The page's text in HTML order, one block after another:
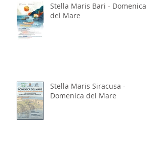
Stella Maris Bari - Domenica
del Mare
Stella Maris Siracusa -
Domenica del Mare